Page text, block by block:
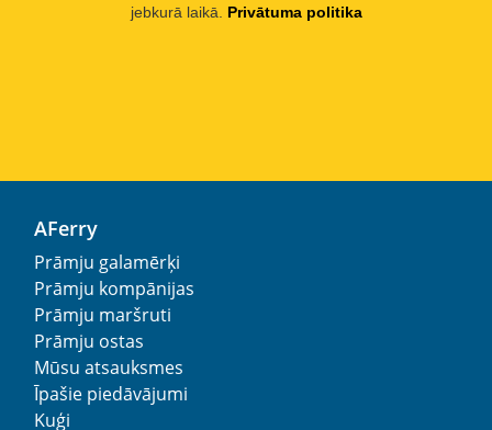
jebkurā laikā. Privātuma politika
AFerry
Prāmju galamērķi
Prāmju kompānijas
Prāmju maršruti
Prāmju ostas
Mūsu atsauksmes
Īpašie piedāvājumi
Kuģi